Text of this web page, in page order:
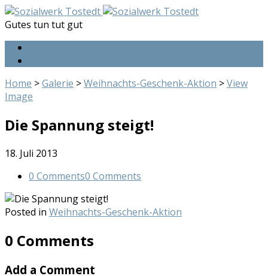
Gutes tun tut gut
Home >Galerie >Weihnachts-Geschenk-Aktion >View
Image
Die Spannung steigt!
18. Juli 2013
0 Comments0 Comments
Posted in Weihnachts-Geschenk-Aktion
0 Comments
Add a Comment